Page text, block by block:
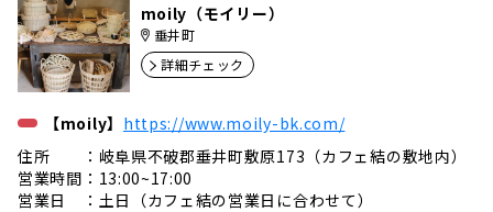
moily（モイリー）
垂井町
詳細チェック
【moily】 https://www.moily-bk.com/
住所 ：岐阜県不破郡垂井町敷原173（カフェ結の敷地内）
営業時間：13:00~17:00
営業日 ：土日（カフェ結の営業日に合わせて）